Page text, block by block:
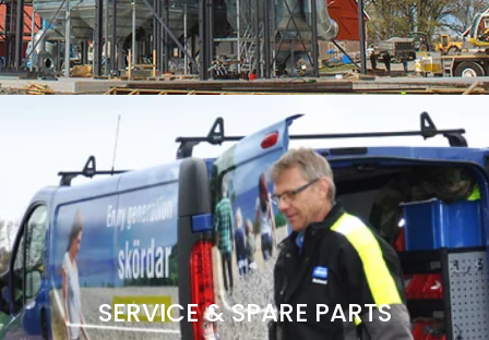
SERVICE & SPARE PARTS